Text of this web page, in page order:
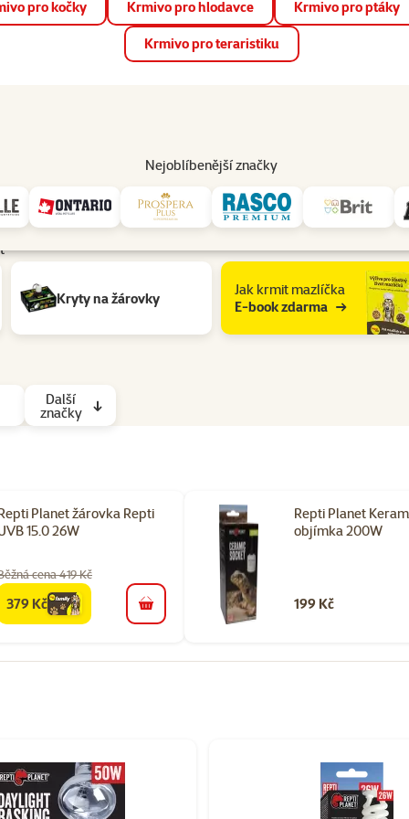
📱 Stáhněte si novou aplikaci Super zoo.Více informací
pro kočky Krmivo pro hlodavce Krmivo pro ptáky
Krmivo pro teraristiku
Nejoblíbenější značky
Prodejny Služby
Kryty na žárovky
Jak krmit mazlíčka
E-book zdarma
Další
značky
Planet žárovka Repti
15.0 26W
cena 419 Kč
familycena
379 Kč do košíku
Repti Planet
objímka 200W
199 Kč